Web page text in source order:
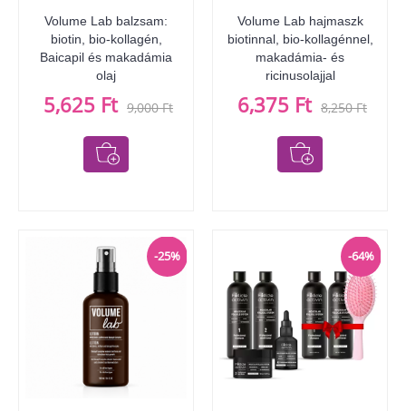
Volume Lab balzsam:
biotin, bio-kollagén,
Baicapil és makadámia
olaj
9,000 Ft
5,625 Ft
Volume Lab hajmaszk
biotinnal, bio-kollagénnel,
makadámia- és
ricinusolajjal
8,250 Ft
6,375 Ft
-25% -64%